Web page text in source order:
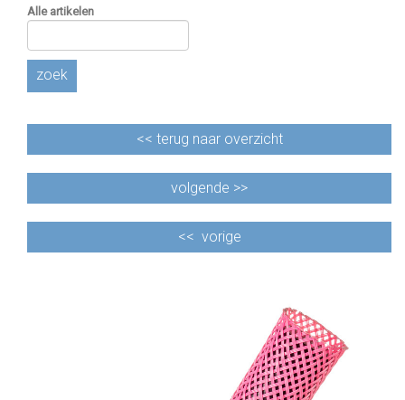
Alle artikelen
zoek
<< terug naar overzicht
volgende >>
<< vorige